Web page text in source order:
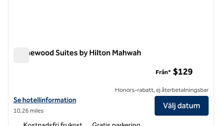
Homewood Suites by Hilton Mahwah
Visa hotelluppgifter för Homewood Suites by Hilton Mahwah
Se hotellinformation
10,26 miles
Från* $129
Honors-rabatt, ej återbetalningsbar
Välj datum